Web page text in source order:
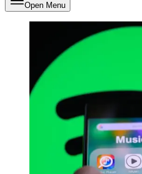
Open Menu